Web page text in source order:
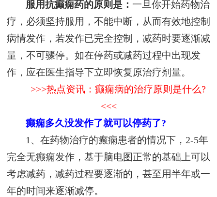
服用抗癫痫药的原则是： 一旦你开始药物治
疗，必须坚持服用，不能中断，从而有效地控制
病情发作，若发作已完全控制，减药时要逐渐减
量，不可骤停。如在停药或减药过程中出现发
作，应在医生指导下立即恢复原治疗剂量。
>>>热点资讯：癫痫病的治疗原则是什么?
<<<
癫痫多久没发作了就可以停药了?
1、在药物治疗的癫痫患者的情况下，2-5年
完全无癫痫发作，基于脑电图正常的基础上可以
考虑减药，减药过程要逐渐的，甚至用半年或一
年的时间来逐渐减停。